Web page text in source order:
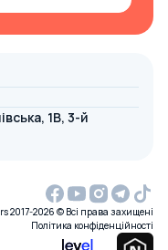
1В, 3-й
2017-2026 © Всі права захищені
Політика конфіденційності